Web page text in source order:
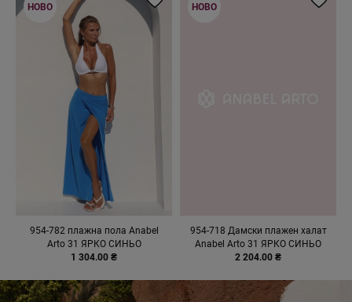
954-782 плажна пола Anabel
Arto 31 ЯРКО СИНЬО
1 304.00 ₴
НОВО
954-718 Дамски плажен халат
Anabel Arto 31 ЯРКО СИНЬО
2 204.00 ₴
НОВО